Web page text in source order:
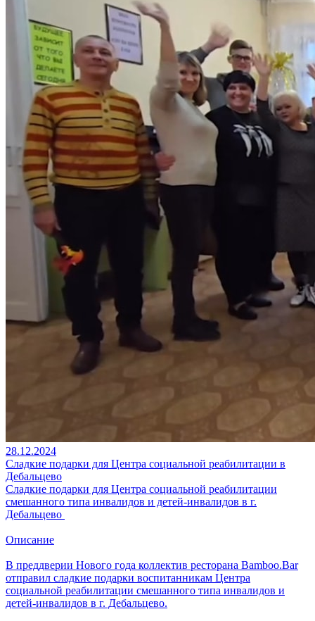
28.12.2024
Сладкие подарки для Центра социальной реабилитации в
Дебальцево
Сладкие подарки для Центра социальной реабилитации
смешанного типа инвалидов и детей-инвалидов в г.
Дебальцево
Описание
В преддверии Нового года коллектив ресторана Bamboo.Bar
отправил сладкие подарки воспитанникам Центра
социальной реабилитации смешанного типа инвалидов и
детей-инвалидов в г. Дебальцево.